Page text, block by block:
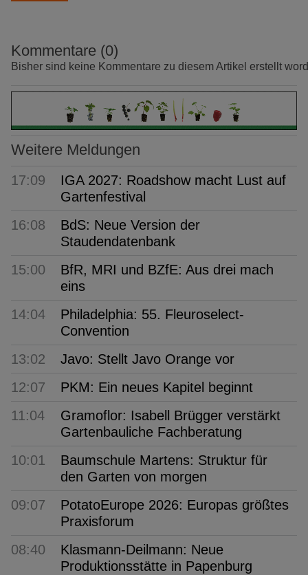
Kommentare (0)
Bisher sind keine Kommentare zu diesem Artikel erstellt
Weitere Meldungen
17:09
IGA 2027: Roadshow macht Lust auf
Gartenfestival
16:08
BdS: Neue Version der
Staudendatenbank
15:00
BfR, MRI und BZfE: Aus drei mach
eins
14:04
Philadelphia: 55. Fleuroselect-
Convention
13:02
Javo: Stellt Javo Orange vor
12:07
PKM: Ein neues Kapitel beginnt
11:04
Gramoflor: Isabell Brügger verstärkt
Gartenbauliche Fachberatung
10:01
Baumschule Martens: Struktur für
den Garten von morgen
09:07
PotatoEurope 2026: Europas größtes
Praxisforum
08:40
Klasmann-Deilmann: Neue
Produktionsstätte in Papenburg